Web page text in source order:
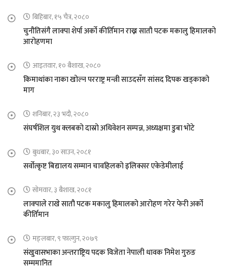
बिहिबार, १५ चैत्र, २०८०
चुनौतिसंगै लाक्पा शेर्पा अर्को कीर्तिमान राख्न सातौ पटक मकालु हिमालको
आरोहणमा
आइतवार, १० बैशाख, २०८०
किमाथांका नाका खोल्न परराष्ट्र मन्त्री साउदसँग सांसद दिपक खड्काको
माग
शनिबार, २३ भदौ, २०८०
संघर्षशिल युथ क्लबको दास्रो अधिवेशन सम्पन्न, अध्यक्षमा डुबा भोटे
बुधबार, ३० साउन, २०८१
सर्वोत्कृष्ट बिद्यालय सम्मान चावहिलको इलिक्सर एकेडेमीलाई
सोमवार, ३ बैशाख, २०८१
लाक्पाले राखे सातौ पटक मकालु हिमालको आरोहण गरेर फेरी अर्को
कीर्तिमान
मङ्लबार, ९ फाल्गुन, २०७९
संखुवासभाका अन्तराष्ट्रिय पदक विजेता नेपाली धावक निमेश गुरुङ
सम्ममानित